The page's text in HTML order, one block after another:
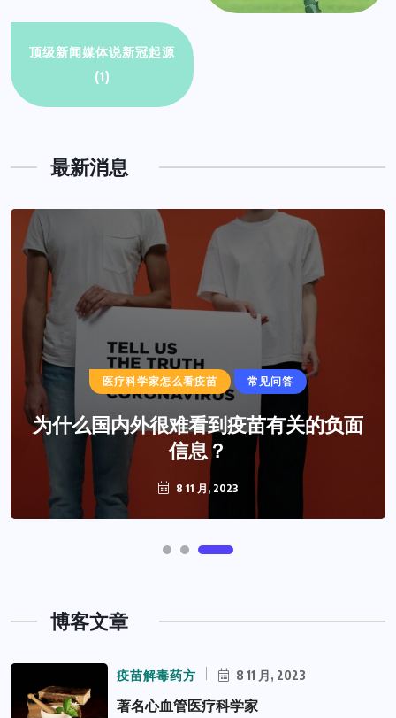
顶级新闻媒体说新冠起源
(1)
最新消息
医疗科学家怎么看疫苗 常见问答
为什么国内外很难看到疫苗有关的负面
信息？
8 11 月, 2023
著名心血管医疗科学家推荐药方
8 11 月, 2023
博客文章
疫苗解毒药方 8 11 月, 2023
著名心血管医疗科学家